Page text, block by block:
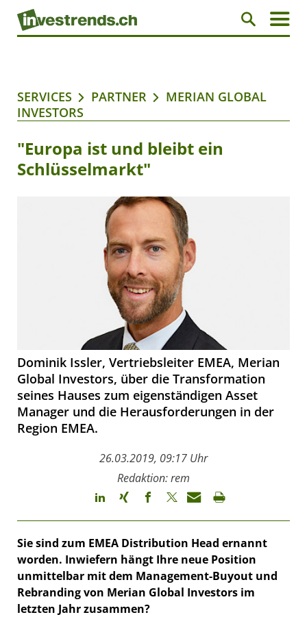
SERVICES PARTNER
MERIAN GLOBAL
INVESTORS
"Europa ist und bleibt ein
Schlüsselmarkt"
Dominik Issler, Vertriebsleiter EMEA, Merian
Global Investors, über die Transformation
seines Hauses zum eigenständigen Asset
Manager und die Herausforderungen in der
Region EMEA.
26.03.2019, 09:17 Uhr
Redaktion: rem
Sie sind zum EMEA Distribution Head ernannt
worden. Inwiefern hängt Ihre neue Position
unmittelbar mit dem Management-Buyout und
Rebranding von Merian Global Investors im
letzten Jahr zusammen?